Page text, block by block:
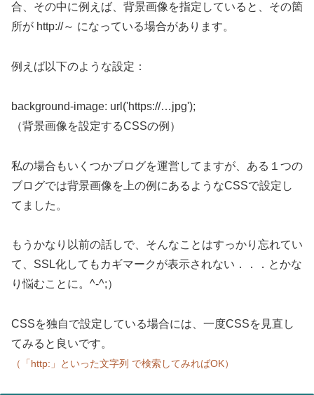
合、その中に例えば、背景画像を指定していると、その箇
所が http://～ になっている場合があります。
例えば以下のような設定：
background-image: url('https://…jpg');
（背景画像を設定するCSSの例）
私の場合もいくつかブログを運営してますが、ある１つの
ブログでは背景画像を上の例にあるようなCSSで設定し
てました。
もうかなり以前の話しで、そんなことはすっかり忘れてい
て、SSL化してもカギマークが表示されない．．．とかな
り悩むことに。 ^-^;）
CSSを独自で設定している場合には、一度CSSを見直し
てみると良いです。
（「http:」といった文字列 で検索してみればOK）